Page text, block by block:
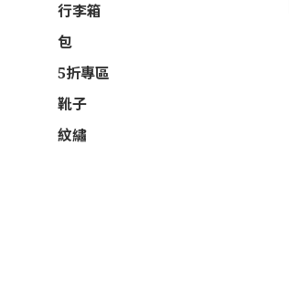
行李箱
包
5折專區
靴子
紋繡